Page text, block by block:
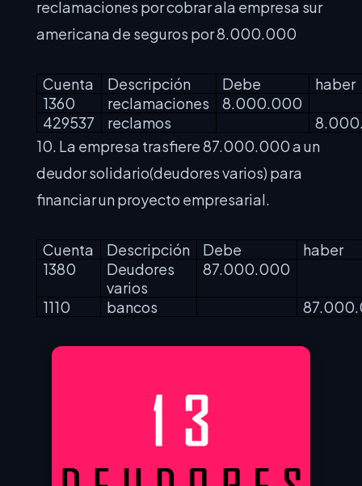
reclamaciones por cobrar ala empresa sur
americana de seguros por 8.000.000
Cuenta Descripción Debe
haber
1360
reclamaciones
8.000.000
429537
reclamos
10. La empresa trasfiere 87.000.000 a un
deudor solidario(deudores varios) para
financiar un proyecto empresarial.
Cuenta Descripción Debe
haber
1380
Deudores
varios
87.000.000
1110 bancos